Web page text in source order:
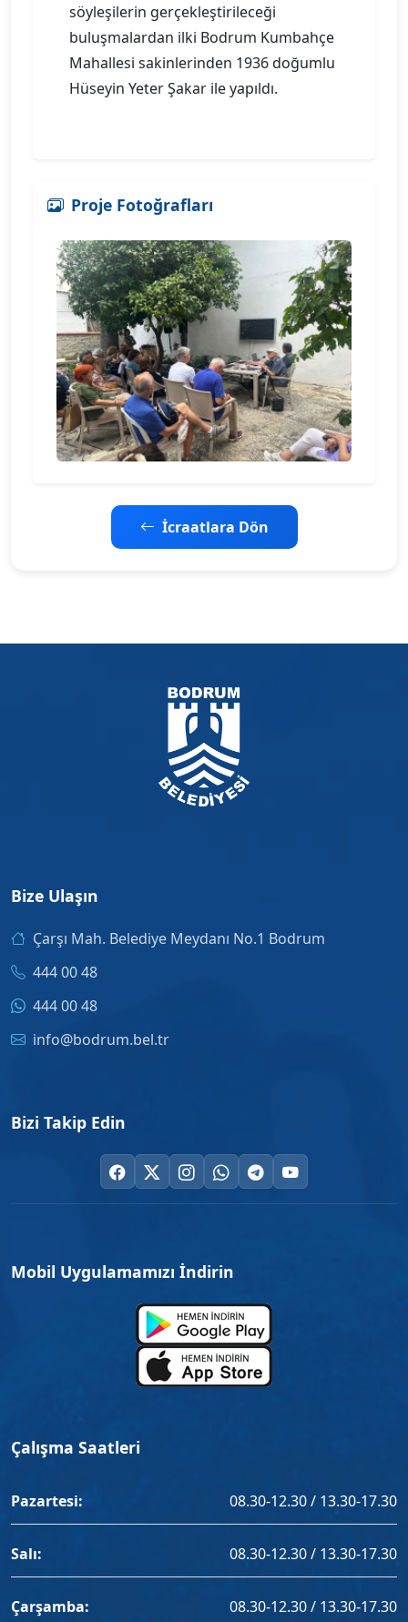
söyleşilerin gerçekleştirileceği
buluşmalardan ilki Bodrum Kumbahçe
Mahallesi sakinlerinden 1936 doğumlu
Hüseyin Yeter Şakar ile yapıldı.
Proje Fotoğrafları
İcraatlara Dön
Bize Ulaşın
Çarşı Mah. Belediye Meydanı No.1 Bodrum
444 00 48
444 00 48
info@bodrum.bel.tr
Bizi Takip Edin
Mobil Uygulamamızı İndirin
Çalışma Saatleri
Pazartesi: 08.30-12.30 / 13.30-17.30
Salı: 08.30-12.30 / 13.30-17.30
Çarşamba: 08.30-12.30 / 13.30-17.30